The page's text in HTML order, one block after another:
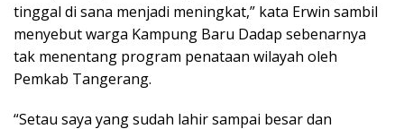
tinggal di sana menjadi meningkat,” kata Erwin sambil
menyebut warga Kampung Baru Dadap sebenarnya
tak menentang program penataan wilayah oleh
Pemkab Tangerang.
“Setau saya yang sudah lahir sampai besar dan